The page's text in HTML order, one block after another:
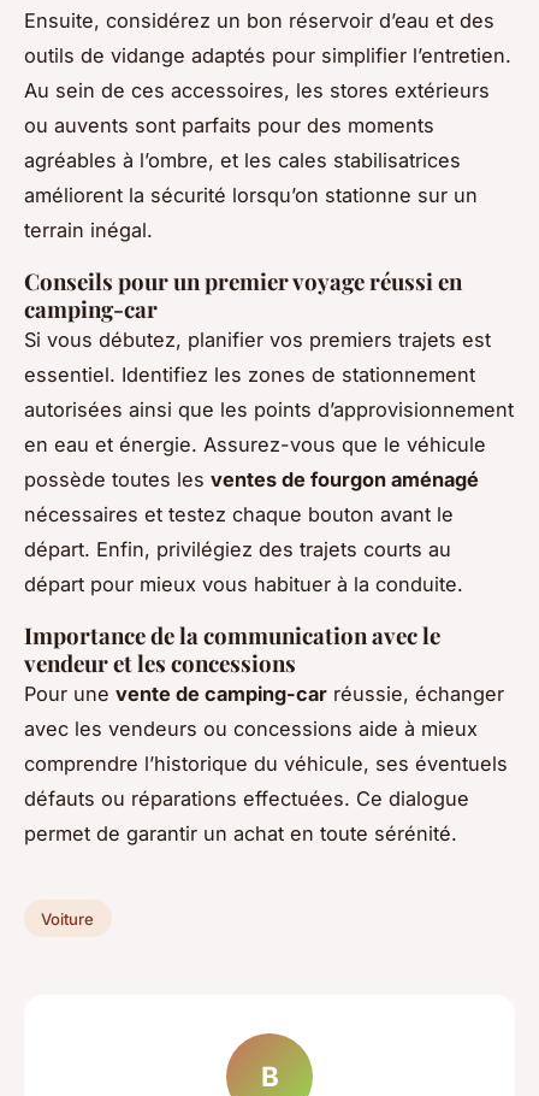
Ensuite, considérez un bon réservoir d’eau et des
outils de vidange adaptés pour simplifier l’entretien.
Au sein de ces accessoires, les stores extérieurs
ou auvents sont parfaits pour des moments
agréables à l’ombre, et les cales stabilisatrices
améliorent la sécurité lorsqu’on stationne sur un
terrain inégal.
Conseils pour un premier voyage réussi en
camping-car
Si vous débutez, planifier vos premiers trajets est
essentiel. Identifiez les zones de stationnement
autorisées ainsi que les points d’approvisionnement
en eau et énergie. Assurez-vous que le véhicule
possède toutes les ventes de fourgon aménagé
nécessaires et testez chaque bouton avant le
départ. Enfin, privilégiez des trajets courts au
départ pour mieux vous habituer à la conduite.
Importance de la communication avec le
vendeur et les concessions
Pour une vente de camping-car réussie, échanger
avec les vendeurs ou concessions aide à mieux
comprendre l’historique du véhicule, ses éventuels
défauts ou réparations effectuées. Ce dialogue
permet de garantir un achat en toute sérénité.
Voiture
B